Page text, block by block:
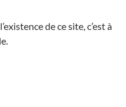
de ce site, c’est à